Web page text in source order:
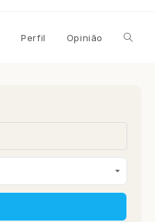
Perfil Opinião
site